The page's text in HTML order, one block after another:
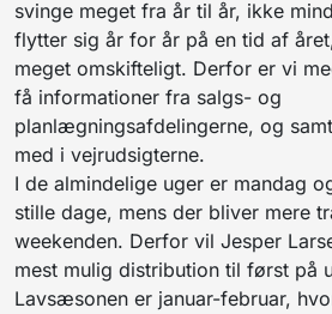
svinge meget fra år til år, ikke
flytter sig år for år på en tid af
meget omskifteligt. Derfor er vi
få informationer fra salgs- og
planlægningsafdelingerne, og
med i vejrudsigterne.
I de almindelige uger er mandag
stille dage, mens der bliver mere
weekenden. Derfor vil Jesper
mest mulig distribution til først på
Lavsæsonen er januar-februar,